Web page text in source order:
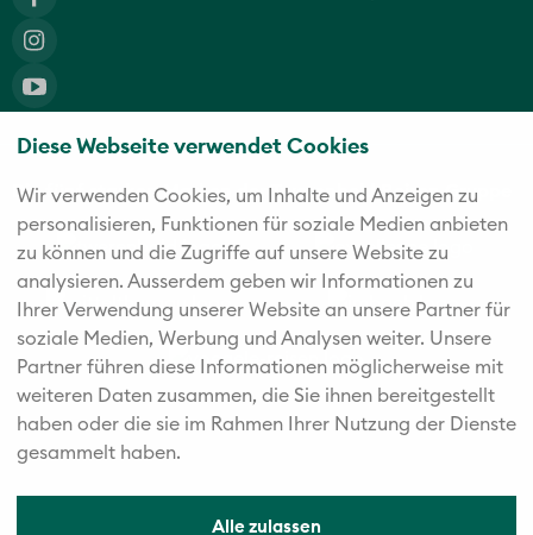
Diese Webseite verwendet Cookies
Wir verwenden Cookies, um Inhalte und Anzeigen zu
personalisieren, Funktionen für soziale Medien anbieten
zu können und die Zugriffe auf unsere Website zu
analysieren. Außerdem geben wir Informationen zu
Ihrer Verwendung unserer Website an unsere Partner für
soziale Medien, Werbung und Analysen weiter. Unsere
Partner führen diese Informationen möglicherweise mit
weiteren Daten zusammen, die Sie ihnen bereitgestellt
haben oder die sie im Rahmen Ihrer Nutzung der Dienste
gesammelt haben.
Alle zulassen
Die fünf starken Marken der Twerenbold Reisen Gruppe